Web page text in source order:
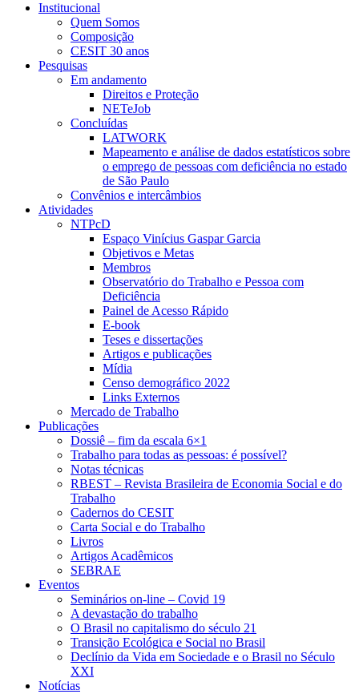
Institucional
Quem Somos
Composição
CESIT 30 anos
Pesquisas
Em andamento
Direitos e Proteção
NETeJob
Concluídas
LATWORK
Mapeamento e análise de dados estatísticos sobre
o emprego de pessoas com deficiência no estado
de São Paulo
Convênios e intercâmbios
Atividades
NTPcD
Espaço Vinícius Gaspar Garcia
Objetivos e Metas
Membros
Observatório do Trabalho e Pessoa com
Deficiência
Painel de Acesso Rápido
E-book
Teses e dissertações
Artigos e publicações
Mídia
Censo demográfico 2022
Links Externos
Mercado de Trabalho
Publicações
Dossiê – fim da escala 6×1
Trabalho para todas as pessoas: é possível?
Notas técnicas
RBEST – Revista Brasileira de Economia Social e do
Trabalho
Cadernos do CESIT
Carta Social e do Trabalho
Livros
Artigos Acadêmicos
SEBRAE
Eventos
Seminários on-line – Covid 19
A devastação do trabalho
O Brasil no capitalismo do século 21
Transição Ecológica e Social no Brasil
Declínio da Vida em Sociedade e o Brasil no Século
XXI
Notícias